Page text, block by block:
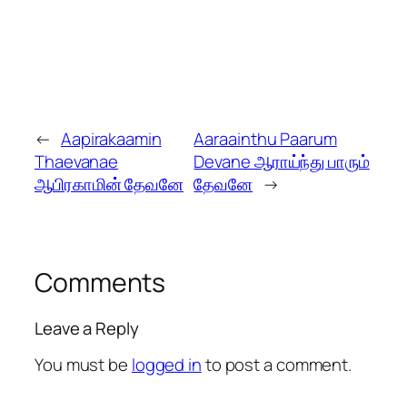
← Aapirakaamin
Thaevanae
ஆபிரகாமின் தேவனே
Aaraainthu Paarum
Devane ஆராய்ந்து பாரும்
தேவனே →
Comments
Leave a Reply
You must be logged into post a comment.